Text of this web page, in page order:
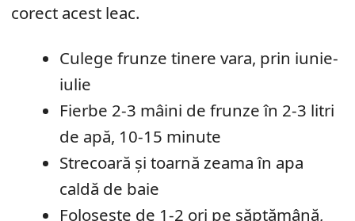
corect acest leac.
Culege frunze tinere vara, prin iunie-
iulie
Fierbe 2-3 mâini de frunze în 2-3 litri
de apă, 10-15 minute
Strecoară și toarnă zeama în apa
caldă de baie
Folosește de 1-2 ori pe săptămână,